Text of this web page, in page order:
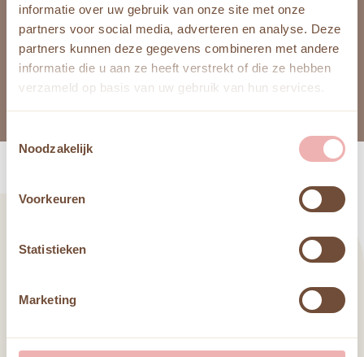
informatie over uw gebruik van onze site met onze
partners voor social media, adverteren en analyse. Deze
partners kunnen deze gegevens combineren met andere
informatie die u aan ze heeft verstrekt of die ze hebben
verzameld op basis van uw gebruik van hun services.
Noodzakelijk
Voorkeuren
Statistieken
Marketing
Ervaring en Expertise
getalenteerde topstylisten die gepassioneerd
de nieuwste trends en technieken in de